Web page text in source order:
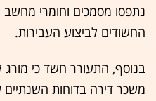
נתפסו מסמכים וחומרי
החשודים לביצוע העבירות.
בנוסף, התעורר חשד כי מורג
משכר דירה בדוחות